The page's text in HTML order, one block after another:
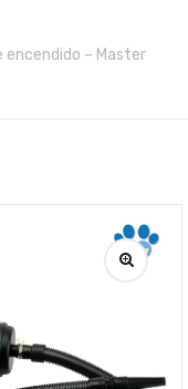
encendido – Master